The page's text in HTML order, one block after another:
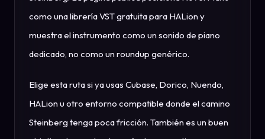
como una librería VST gratuita para HALion y
muestra el instrumento como un sonido de piano
dedicado, no como un roundup genérico.
Elige esta ruta si ya usas Cubase, Dorico, Nuendo,
HALion u otro entorno compatible donde el camino
Steinberg tenga poca fricción. También es un buen